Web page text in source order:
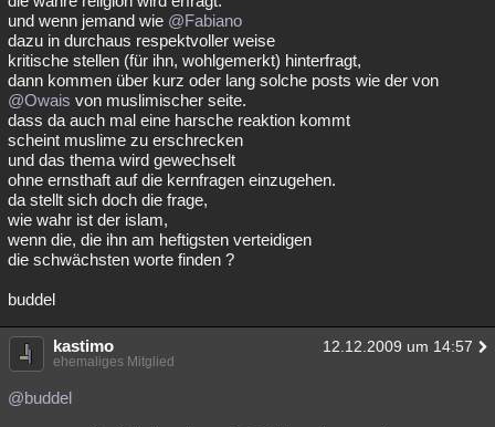
und wenn jemand wie @Fabiano
dazu in durchaus respektvoller weise
kritische stellen (für ihn, wohlgemerkt) hinterfragt,
dann kommen über kurz oder lang solche posts wie der von
@Owais von muslimischer seite.
dass da auch mal eine harsche reaktion kommt
scheint muslime zu erschrecken
und das thema wird gewechselt
ohne ernsthaft auf die kernfragen einzugehen.
da stellt sich doch die frage,
wie wahr ist der islam,
wenn die, die ihn am heftigsten verteidigen
die schwächsten worte finden ?
buddel
kastimo 12.12.2009 um 14:57
ehemaliges Mitglied
@buddel